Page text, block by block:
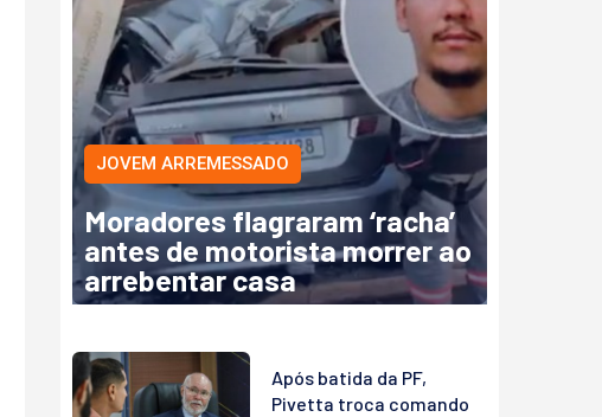
JOVEM ARREMESSADO
Moradores flagraram ‘racha’
antes de motorista morrer ao
arrebentar casa
Após batida da PF,
Pivetta troca comando